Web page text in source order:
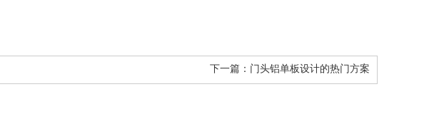
下一篇： 门头铝单板设计的热门方案